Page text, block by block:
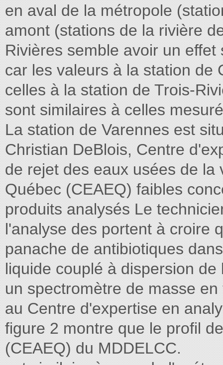
en aval de la métropole
amont (stations de la rivière
Rivières semble avoir un
car les valeurs à la station de
celles à la station de Trois-
sont similaires à celles
La station de Varennes est
Christian DeBlois, Centre
de rejet des eaux usées de
Québec (CEAEQ) faibles
produits analysés Le
l'analyse des portent à croire
panache de antibiotiques
liquide couplé à dispersion
un spectromètre de masse
au Centre d'expertise en
figure 2 montre que le profil
(CEAEQ) du MDDELCC.